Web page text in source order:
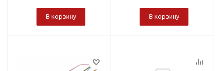
В корзину В корзину